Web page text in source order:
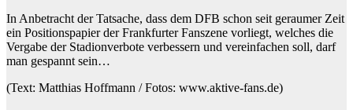
In Anbetracht der Tatsache, dass dem DFB schon seit geraumer Zeit
ein Positionspapier der Frankfurter Fanszene vorliegt, welches die
Vergabe der Stadionverbote verbessern und vereinfachen soll, darf
man gespannt sein…
(Text: Matthias Hoffmann / Fotos: www.aktive-fans.de)